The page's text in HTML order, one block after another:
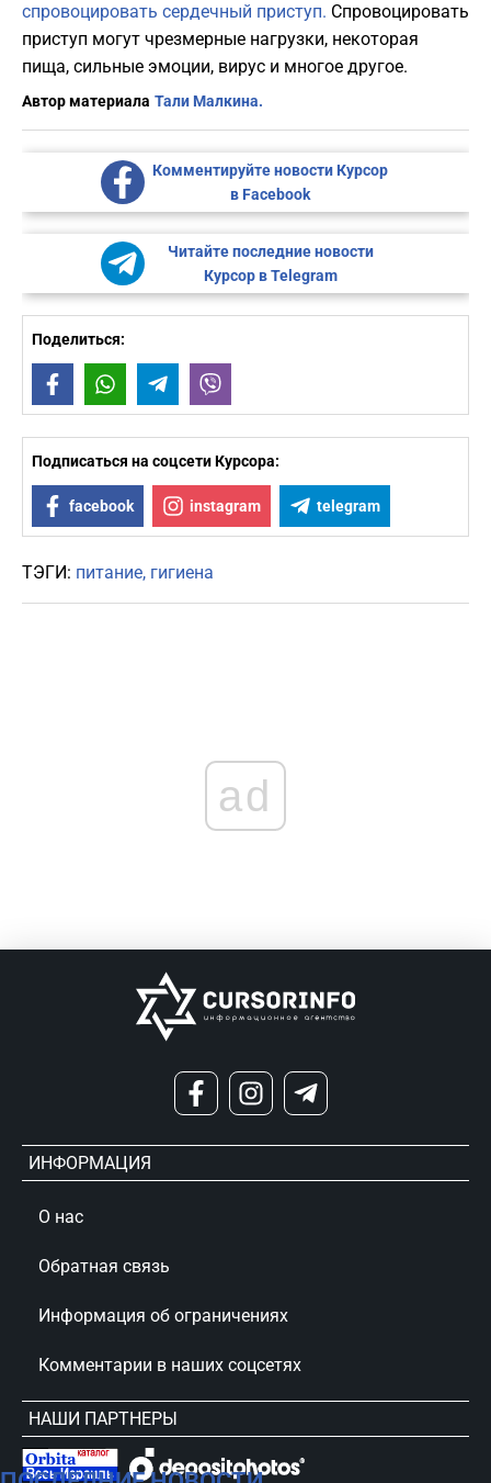
спровоцировать сердечный приступ. Спровоцировать
приступ могут чрезмерные нагрузки, некоторая
пища, сильные эмоции, вирус и многое другое.
Автор материала Тали Малкина.
Комментируйте новости Курсор
в Facebook
Читайте последние новости
Курсор в Telegram
Поделиться:
FacebookWhatsAppTelegram
Подписаться на соцсети Курсора:
facebook instagram telegram
ТЭГИ: питание гигиена
ad
ИНФОРМАЦИЯ
О нас
Обратная связь
Информация об ограничениях
Комментарии в наших соцсетях
НАШИ ПАРТНЕРЫ